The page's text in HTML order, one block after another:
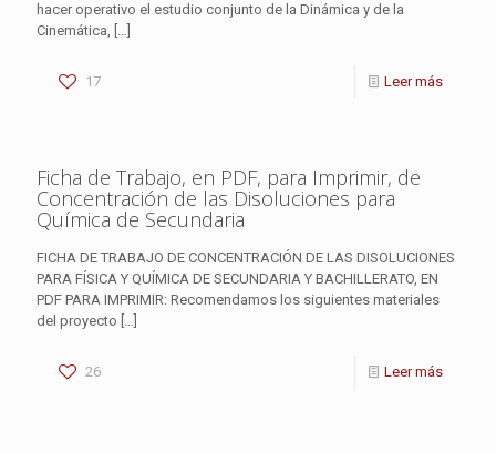
hacer operativo el estudio conjunto de la Dinámica y de la
Cinemática, […]
17 Leer más
Ficha de Trabajo, en PDF, para Imprimir, de
Concentración de las Disoluciones para
Química de Secundaria
FICHA DE TRABAJO DE CONCENTRACIÓN DE LAS DISOLUCIONES
PARA FÍSICA Y QUÍMICA DE SECUNDARIA Y BACHILLERATO, EN
PDF PARA IMPRIMIR: Recomendamos los siguientes materiales
del proyecto […]
26 Leer más